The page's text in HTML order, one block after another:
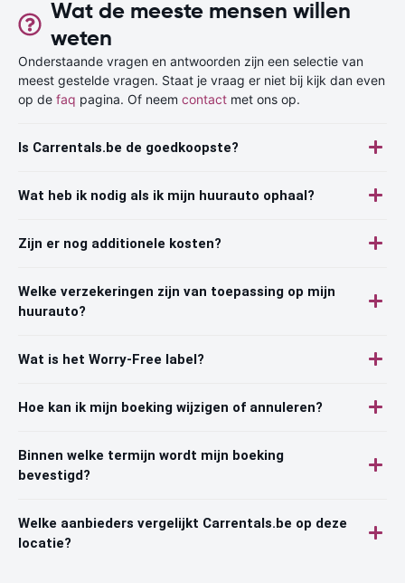
Wat de meeste mensen willen
weten
Onderstaande vragen en antwoorden zijn een selectie van
meest gestelde vragen. Staat je vraag er niet bij kijk dan even
op de faq pagina. Of neem contact met ons op.
Is Carrentals.be de goedkoopste?
Wat heb ik nodig als ik mijn huurauto ophaal?
Zijn er nog additionele kosten?
Welke verzekeringen zijn van toepassing op mijn
huurauto?
Wat is het Worry-Free label?
Hoe kan ik mijn boeking wijzigen of annuleren?
Binnen welke termijn wordt mijn boeking
bevestigd?
Welke aanbieders vergelijkt Carrentals.be op deze
locatie?